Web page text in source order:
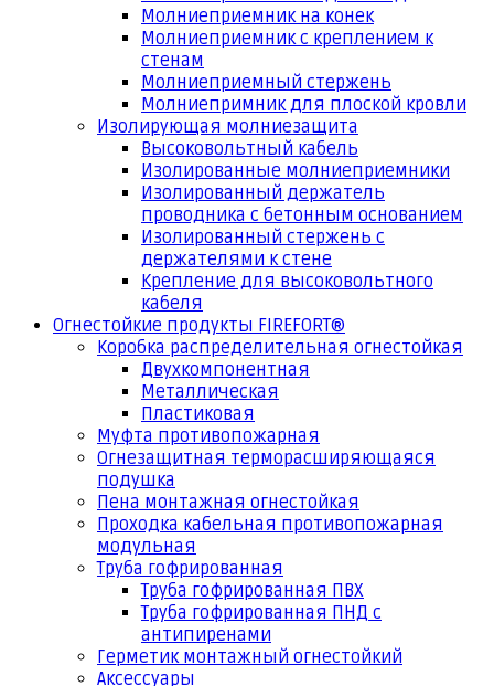
Молниеприемник на конек
Молниеприемник с креплением к
стенам
Молниеприемный стержень
Молниепримник для плоской кровли
Изолирующая молниезащита
Высоковольтный кабель
Изолированные молниеприемники
Изолированный держатель
проводника с бетонным основанием
Изолированный стержень с
держателями к стене
Крепление для высоковольтного
кабеля
Огнестойкие продукты FIREFORT®
Коробка распределительная огнестойкая
Двухкомпонентная
Металлическая
Пластиковая
Муфта противопожарная
Огнезащитная терморасширяющаяся
подушка
Пена монтажная огнестойкая
Проходка кабельная противопожарная
модульная
Труба гофрированная
Труба гофрированная ПВХ
Труба гофрированная ПНД с
антипиренами
Герметик монтажный огнестойкий
Аксессуары